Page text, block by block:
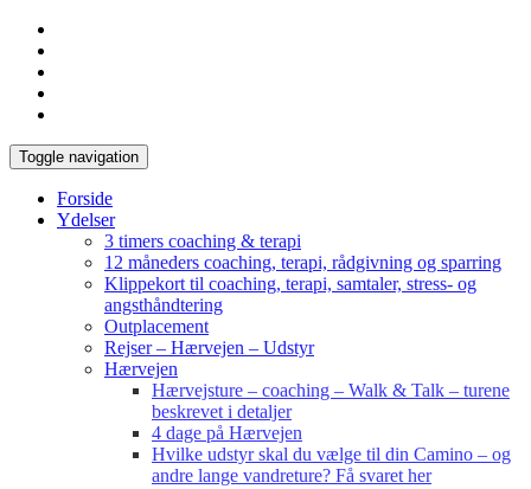
Toggle navigation
Forside
Ydelser
3 timers coaching & terapi
12 måneders coaching, terapi, rådgivning og sparring
Klippekort til coaching, terapi, samtaler, stress- og
angsthåndtering
Outplacement
Rejser – Hærvejen – Udstyr
Hærvejen
Hærvejsture – coaching – Walk & Talk – turene
beskrevet i detaljer
4 dage på Hærvejen
Hvilke udstyr skal du vælge til din Camino – og
andre lange vandreture? Få svaret her